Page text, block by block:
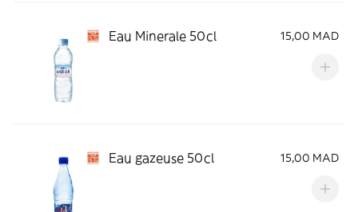
Eau Minerale 50cl 15,00 MAD
Eau gazeuse 50cl 15,00 MAD